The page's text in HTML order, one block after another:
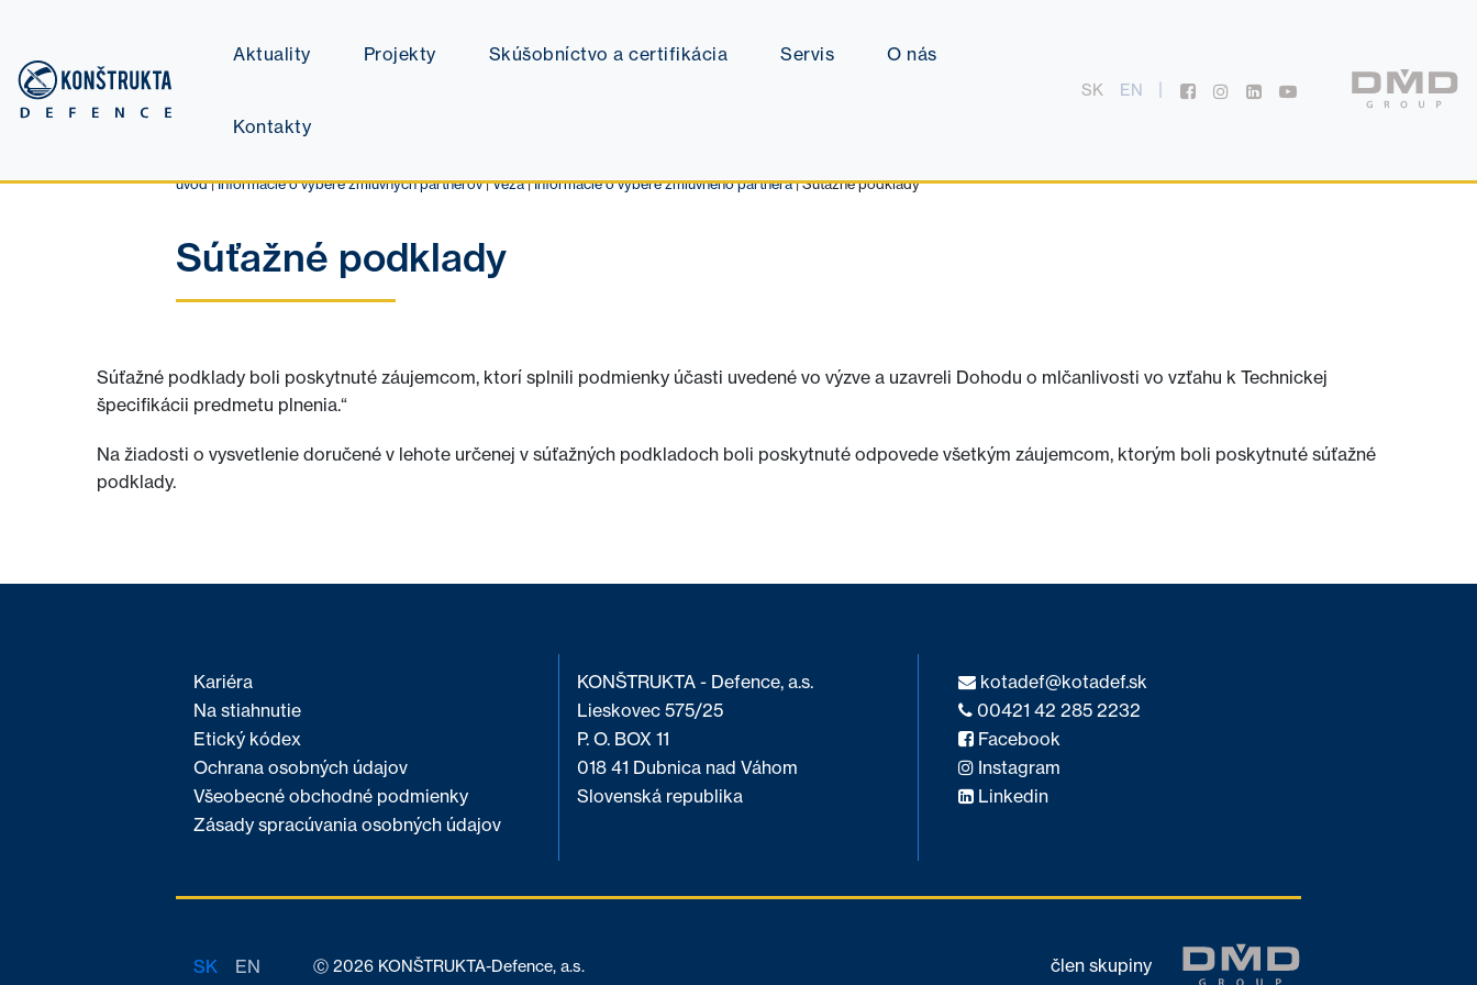
Aktuality Projekty Skúšobníctvo a certifikácia Servis O nás
Kontakty
SK EN
úvod|Informácie o výbere zmluvných partnerov|Veža|Informácie o výbere zmluvného partnera|Súťažné podklady
Súťažné podklady
Súťažné podklady boli poskytnuté záujemcom, ktorí splnili podmienky účasti uvedené vo výzve a uzavreli Dohodu o mlčanlivosti vo vzťahu k Technickej
špecifikácii predmetu plnenia.“
Na žiadosti o vysvetlenie doručené v lehote určenej v súťažných podkladoch boli poskytnuté odpovede všetkým záujemcom, ktorým boli poskytnuté súťažné
podklady.
Kariéra
Na stiahnutie
Etický kódex
Ochrana osobných údajov
Všeobecné obchodné podmienky
Zásady spracúvania osobných údajov
KONŠTRUKTA - Defence, a.s.
Lieskovec 575/25
P. O. BOX 11
018 41 Dubnica nad Váhom
Slovenská republika
kotadef@kotadef.sk
00421 42 285 2232
Facebook
Instagram
Linkedin
SK EN Ⓒ 2026 KONŠTRUKTA-Defence, a.s. člen skupiny